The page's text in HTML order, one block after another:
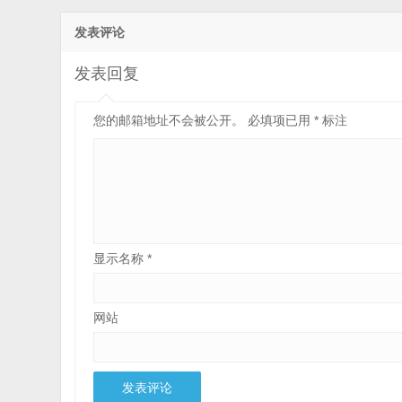
发表评论
发表回复
您的邮箱地址不会被公开。 必填项已用* 标注
显示名称*
网站